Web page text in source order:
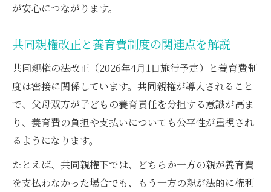
が安心につながります。
共同親権改正と養育費制度の関連点を解説
共同親権の法改正（2026年4月1日施行予定）と養育費制
度は密接に関係しています。共同親権が導入されること
で、父母双方が子どもの養育責任を分担する意識が高ま
り、養育費の負担や支払いについても公平性が重視され
るようになります。
たとえば、共同親権下では、どちらか一方の親が養育費
を支払わなかった場合でも、もう一方の親が法的に権利